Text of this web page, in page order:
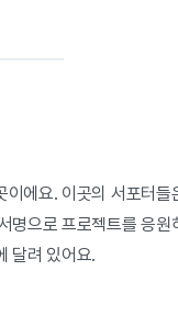
에요. 이곳의 서포터
명으로 프로젝트를 응원
달려 있어요.